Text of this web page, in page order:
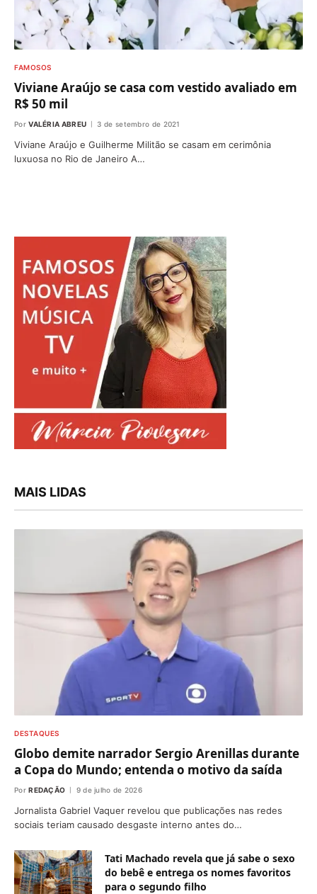
FAMOSOS
Viviane Araújo se casa com vestido avaliado em
R$ 50 mil
Por VALÉRIA ABREU 3 de setembro de 2021
Viviane Araújo e Guilherme Militão se casam em cerimônia
luxuosa no Rio de Janeiro A…
MAIS LIDAS
DESTAQUES
Globo demite narrador Sergio Arenillas durante
a Copa do Mundo; entenda o motivo da saída
Por REDAÇÃO 9 de julho de 2026
Jornalista Gabriel Vaquer revelou que publicações nas redes
sociais teriam causado desgaste interno antes do…
Tati Machado revela que já sabe o sexo
do bebê e entrega os nomes favoritos
para o segundo filho